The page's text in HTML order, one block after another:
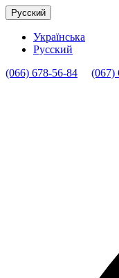
Русский
Українська
Русский
(066) 678-56-84
(067)